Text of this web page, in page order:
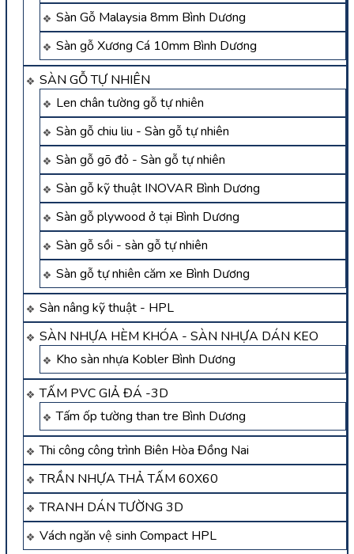
Sàn Gỗ Malaysia 8mm Bình Dương
Sàn gỗ Xương Cá 10mm Bình Dương
SÀN GỖ TỰ NHIÊN
Len chân tường gỗ tự nhiên
Sàn gỗ chiu liu - Sàn gỗ tự nhiên
Sàn gỗ gõ đỏ - Sàn gỗ tự nhiên
Sàn gỗ kỹ thuật INOVAR Bình Dương
Sàn gỗ plywood ở tại Bình Dương
Sàn gỗ sồi - sàn gỗ tự nhiên
Sàn gỗ tự nhiên căm xe Bình Dương
Sàn nâng kỹ thuật - HPL
SÀN NHỰA HÈM KHÓA - SÀN NHỰA DÁN KEO
Kho sàn nhựa Kobler Bình Dương
TẤM PVC GIẢ ĐÁ -3D
Tấm ốp tường than tre Bình Dương
Thi công công trình Biên Hòa Đồng Nai
TRẦN NHỰA THẢ TẤM 60X60
TRANH DÁN TƯỜNG 3D
Vách ngăn vệ sinh Compact HPL